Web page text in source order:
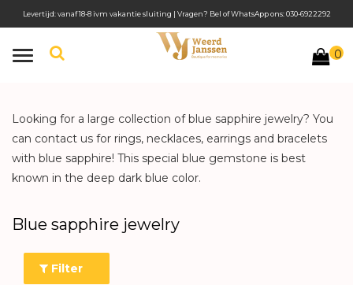
Toggle
0
Levertijd: vanaf 18-8 ivm vakantie sluiting | Vragen? Bel of WhatsApp ons: 030-6922292
Looking for a large collection of blue sapphire jewelry? You
can contact us for rings, necklaces, earrings and bracelets
with blue sapphire! This special blue gemstone is best
known in the deep dark blue color.
Blue sapphire jewelry
Filter